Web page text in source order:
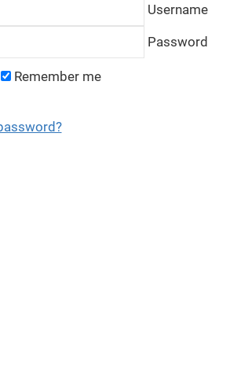
Username
Password
Remember me